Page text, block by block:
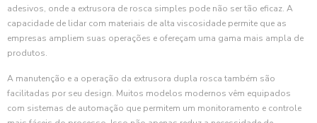
adesivos, onde a extrusora de rosca simples pode não ser tão eficaz. A
capacidade de lidar com materiais de alta viscosidade permite que as
empresas ampliem suas operações e ofereçam uma gama mais ampla de
produtos.
A manutenção e a operação da extrusora dupla rosca também são
facilitadas por seu design. Muitos modelos modernos vêm equipados
com sistemas de automação que permitem um monitoramento e controle